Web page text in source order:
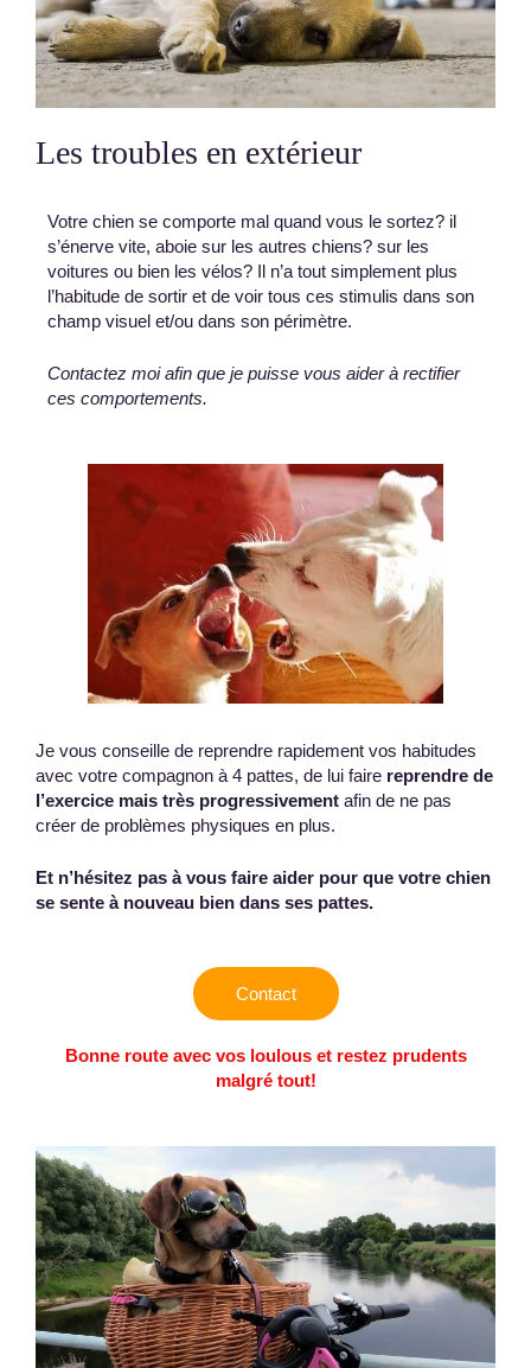
Les troubles en extérieur
Votre chien se comporte mal quand vous le sortez? il
s’énerve vite, aboie sur les autres chiens? sur les
voitures ou bien les vélos? Il n’a tout simplement plus
l’habitude de sortir et de voir tous ces stimulis dans son
champ visuel et/ou dans son périmètre.
Contactez moi afin que je puisse vous aider à rectifier
ces comportements.
Je vous conseille de reprendre rapidement vos habitudes
avec votre compagnon à 4 pattes, de lui faire reprendre de
l’exercice mais très progressivement afin de ne pas
créer de problèmes physiques en plus.
Et n’hésitez pas à vous faire aider pour que votre chien
se sente à nouveau bien dans ses pattes.
Contact
Bonne route avec vos loulous et restez prudents
malgré tout!